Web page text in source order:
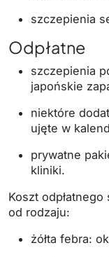
szczepienia
Odpłatne
szczepienia
japońskie
niektóre
ujęte w
prywatne
kliniki.
Koszt
od rodzaju:
żółta febra: